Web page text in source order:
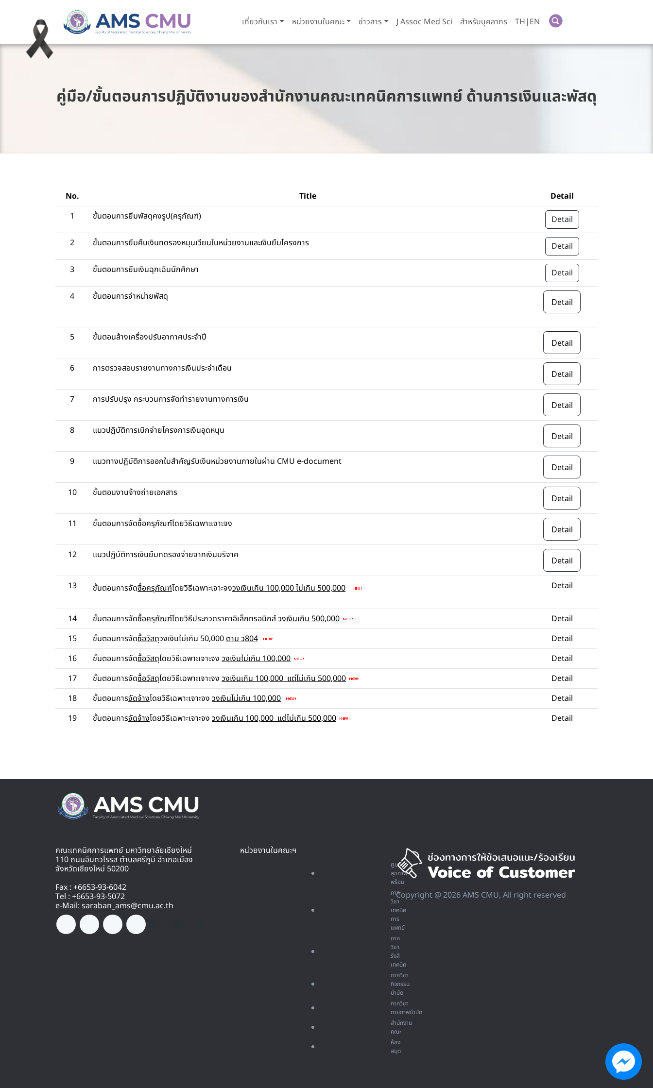
เกี่ยวกับเรา หน่วยงานในคณะ ข่าวสาร J Assoc Med Sci สำหรับบุคลากร TH|EN
คู่มือ/ขั้นตอนการปฏิบัติงานของสำนักงานคณะเทคนิคการแพทย์ ด้านการเงินและพัสดุ
No. Title
Detail
1
ขั้นตอนการยืมพัสดุคงรูป(ครุภัณฑ์)
Detail
2
ขั้นตอนการยืมคืนเงินทดรองหมุนเวียนในหน่วยงานและเงินยืมโครงการ
Detail
3
ขั้นตอนการยืมเงินฉุกเฉินนักศึกษา
Detail
4
ขั้นตอนการจำหน่ายพัสดุ
Detail
5 ขั้นตอนล้างเครื่องปรับอากาศประจำปี
Detail
6 การตรวจสอบรายงานทางการเงินประจำเดือน
Detail
7 การปรับปรุง กระบวนการจัดทำรายงานทางการเงิน
Detail
8 แนวปฏิบัติการเบิกจ่ายโครงการเงินอุดหนุน
Detail
9 แนวทางปฏิบัติการออกใบสำคัญรับเงินหน่วยงานภายในผ่าน CMU e-document
Detail
10 ขั้นตอนงานจ้างถ่ายเอกสาร
Detail
11 ขั้นตอนการจัดซื้อครุภัณฑ์โดยวิธีเฉพาะเจาะจง
Detail
12 แนวปฏิบัติการเงินยืมทดรองจ่ายจากเงินบริจาค
Detail
13 ขั้นตอนการจัดซื้อครุภัณฑ์โดยวิธีเฉพาะเจาะจงวงเงินเกิน 100,000 ไม่เกิน 500,000 Detail
14 ขั้นตอนการจัดซื้อครุภัณฑ์โดยวิธีประกวดราคาอิเล็กทรอนิกส์วงเงินเกิน 500,000
Detail
15
ขั้นตอนการจัดซื้อวัสดุวงเงินไม่เกิน 50,000 ตาม ว804
Detail
16
ขั้นตอนการจัดซื้อวัสดุโดยวิธีเฉพาะเจาะจง วงเงินไม่เกิน 100,000
Detail
17
ขั้นตอนการจัดซื้อวัสดุโดยวิธีเฉพาะเจาะจง วงเงินเกิน 100,000 แต่ไม่เกิน 500,000
Detail
18
ขั้นตอนการจัดจ้างโดยวิธีเฉพาะเจาะจง วงเงินไม่เกิน 100,000
Detail
19
ขั้นตอนการจัดจ้างโดยวิธีเฉพาะเจาะจง วงเงินเกิน 100,000 แต่ไม่เกิน 500,000 Detail
คณะเทคนิคการแพทย์ มหาวิทยาลัยเชียงใหม่
110 ถนนอินทวโรรส ตำบลศรีภูมิ อำเภอเมือง
จังหวัดเชียงใหม่ 50200
Fax : +6653-93-6042
Tel : +6653-93-5072
e-Mail: saraban_ams@cmu.ac.th
หน่วยงานในคณะฯ
ศูนย์
สุขภาพ
พร้อม
ภาค
วิชา
เทคนิค
การ
แพทย์
ภาค
วิชา
รังสี
เทคนิค
ภาควิชา
กิจกรรม
บำบัด
ภาควิชา
กายภาพบำบัด
สำนักงาน
คณะ
ห้อง
สมุด
Copyright @ 2026 AMS CMU, All right reserved